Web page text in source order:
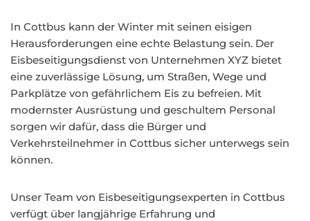
In Cottbus kann der Winter mit seinen eisigen
Herausforderungen eine echte Belastung sein. Der
Eisbeseitigungsdienst von Unternehmen XYZ bietet
eine zuverlässige Lösung, um Straßen, Wege und
Parkplätze von gefährlichem Eis zu befreien. Mit
modernster Ausrüstung und geschultem Personal
sorgen wir dafür, dass die Bürger und
Verkehrsteilnehmer in Cottbus sicher unterwegs sein
können.
Unser Team von Eisbeseitigungsexperten in Cottbus
verfügt über langjährige Erfahrung und